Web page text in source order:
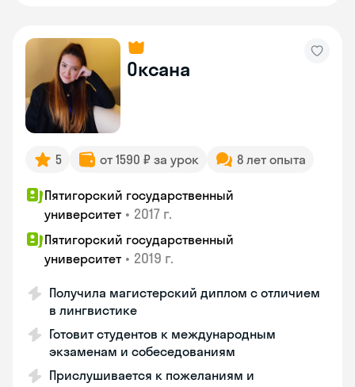
Оксана
5 от 1590 ₽ за урок 8 лет опыта
Пятигорский государственный
университет • 2017 г.
Пятигорский государственный
университет • 2019 г.
Получила магистерский диплом с отличием
в лингвистике
Готовит студентов к международным
экзаменам и собеседованиям
Прислушивается к пожеланиям и